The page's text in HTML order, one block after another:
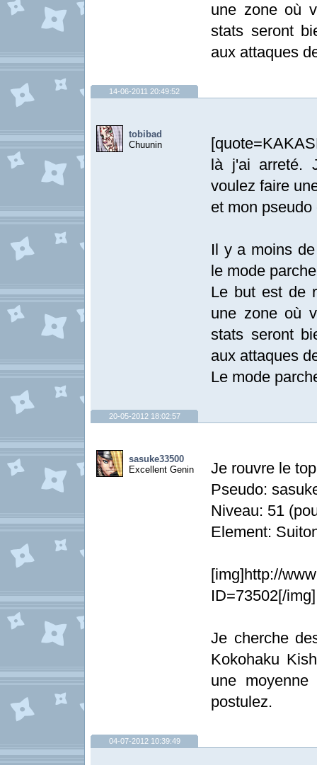
une zone où
stats seront
aux attaques
14-06-2011 20:49:52
tobibad
Chuunin
là j'ai arreté.
voulez faire
et mon
Il y a moins
le mode
Le but est de
une zone où
stats seront
aux attaques
Le mode
20-05-2012 18:02:57
sasuke33500
Excellent Genin
Je rouvre le
Pseudo:
Niveau: 51
Element:
[img]http://
ID=73502[/img]
Je cherche
Kokohaku
une
postulez.
04-07-2012 10:39:49